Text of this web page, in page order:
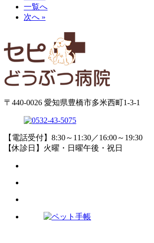
一覧へ
次へ »
〒440-0026 愛知県豊橋市多米西町1-3-1
【電話受付】8:30～11:30／16:00～19:30
【休診日】火曜・日曜午後・祝日